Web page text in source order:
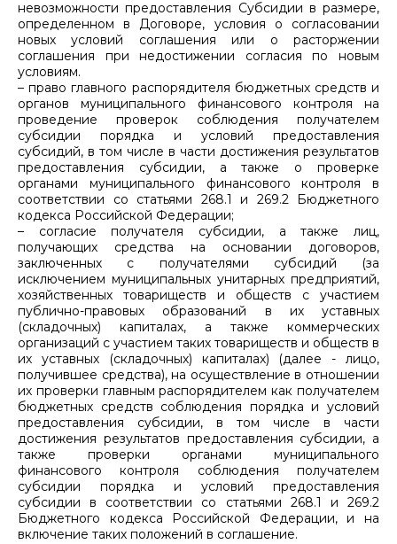
невозможности предоставления Субсидии в размере,
определенном в Договоре, условия о согласовании
новых условий соглашения или о расторжении
соглашения при недостижении согласия по новым
условиям.
– право главного распорядителя бюджетных средств и
органов муниципального финансового контроля на
проведение проверок соблюдения получателем
субсидии порядка и условий предоставления
субсидий, в том числе в части достижения результатов
предоставления субсидии, а также о проверке
органами муниципального финансового контроля в
соответствии со статьями 268.1 и 269.2 Бюджетного
кодекса Российской Федерации;
– согласие получателя субсидии, а также лиц,
получающих средства на основании договоров,
заключенных с получателями субсидий (за
исключением муниципальных унитарных предприятий,
хозяйственных товариществ и обществ с участием
публично-правовых образований в их уставных
(складочных) капиталах, а также коммерческих
организаций с участием таких товариществ и обществ в
их уставных (складочных) капиталах) (далее - лицо,
получившее средства), на осуществление в отношении
их проверки главным распорядителем как получателем
бюджетных средств соблюдения порядка и условий
предоставления субсидии, в том числе в части
достижения результатов предоставления субсидии, а
также проверки органами муниципального
финансового контроля соблюдения получателем
субсидии порядка и условий предоставления
субсидии в соответствии со статьями 268.1 и 269.2
Бюджетного кодекса Российской Федерации, и на
включение таких положений в соглашение.